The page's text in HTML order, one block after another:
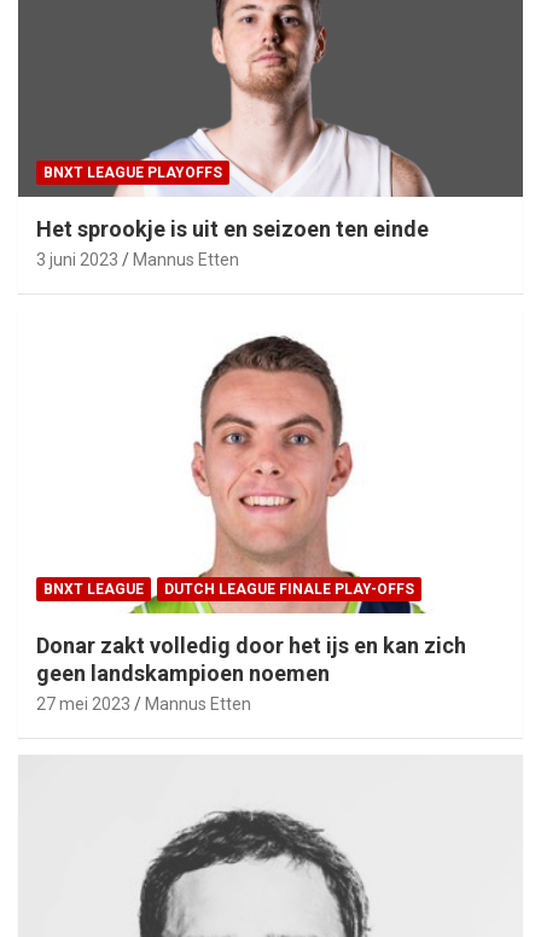
BNXT LEAGUE PLAYOFFS
Het sprookje is uit en seizoen ten einde
3 juni 2023 Mannus Etten
BNXT LEAGUE DUTCH LEAGUE FINALE PLAY-OFFS
Donar zakt volledig door het ijs en kan zich
geen landskampioen noemen
27 mei 2023 Mannus Etten